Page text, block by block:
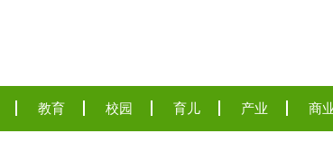
教育 校园 育儿 产业 商